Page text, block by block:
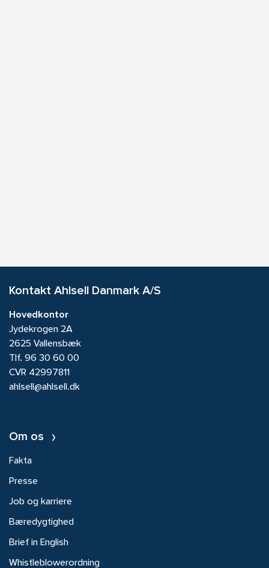
Kontakt Ahlsell Danmark A/S
Hovedkontor
Jydekrogen 2A
2625 Vallensbæk
Tlf. 96 30 60 00
CVR 42997811
ahlsell@ahlsell.dk
Om os
Fakta
Presse
Job og karriere
Bæredygtighed
Brief in English
Whistleblowerordning